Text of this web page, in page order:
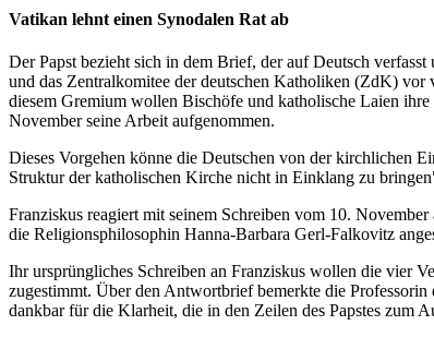
Vatikan lehnt einen Synodalen Rat ab
Der Papst bezieht sich in dem Brief, der auf Deutsch
und das Zentralkomitee der deutschen Katholiken (ZdK) vor
diesem Gremium wollen Bischöfe und katholische Laien
November seine Arbeit aufgenommen.
Dieses Vorgehen könne die Deutschen von der kirchlichen
Struktur der katholischen Kirche nicht in Einklang zu
Franziskus reagiert mit seinem Schreiben vom 10.
die Religionsphilosophin Hanna-Barbara Gerl-Falkovitz
Ihr ursprüngliches Schreiben an Franziskus wollen die vier
zugestimmt. Über den Antwortbrief bemerkte die
dankbar für die Klarheit, die in den Zeilen des Papstes zum